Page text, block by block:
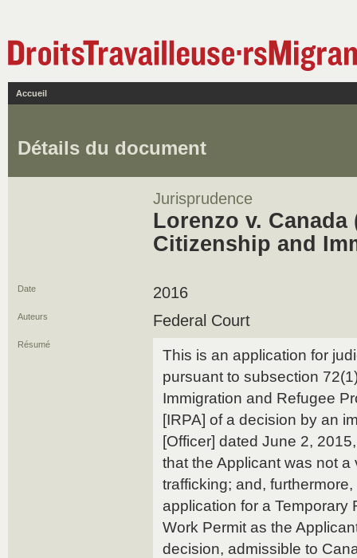
Accueil
Détails du document
Jurisprudence
Lorenzo v.
Citizenship and
Date 2016
Auteurs Federal Court
Résumé
This is an application for
pursuant to subsection
Immigration and Refugee
[IRPA] of a decision by an
[Officer] dated June 2,
that the Applicant was not a
trafficking; and,
application for a Temporary
Work Permit as the
decision, admissible to